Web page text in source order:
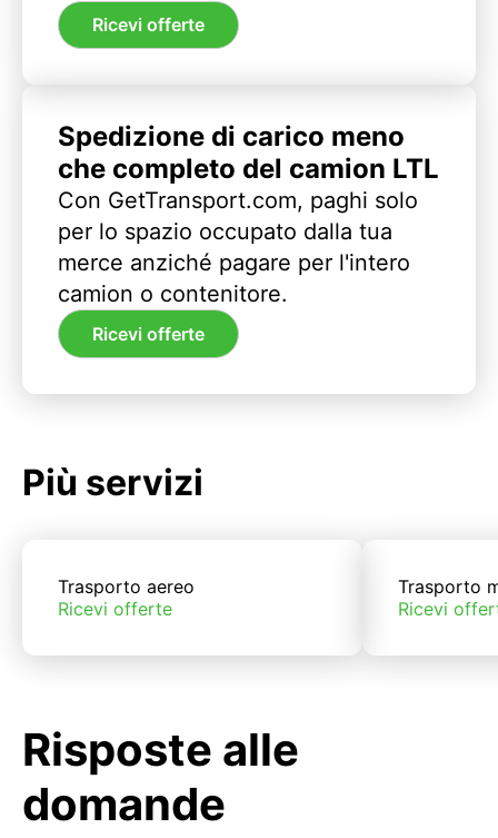
Ricevi offerte
Spedizione di carico meno
che completo del camion LTL
Con GetTransport.com, paghi solo
per lo spazio occupato dalla tua
merce anziché pagare per l'intero
camion o contenitore.
Ricevi offerte
Più servizi
Trasporto aereo
Ricevi offerte
Trasporto
Ricevi
Risposte alle
domande